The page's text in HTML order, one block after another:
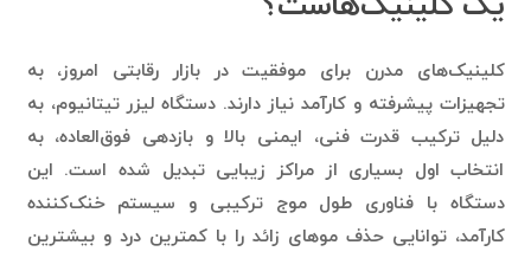
تجهیزات پیشرفته و کارآمد نیاز دارند. دستگاه لیزر تیتانیوم، به
دلیل ترکیب قدرت فنی، ایمنی بالا و بازدهی فوق‌العاده، به
انتخاب اول بسیاری از مراکز زیبایی تبدیل شده است. این
دستگاه با فناوری طول موج ترکیبی و سیستم خنک‌کننده
کارآمد، توانایی حذف موهای زائد را با کمترین درد و بیشترین
تاثیر فراهم می‌کند.